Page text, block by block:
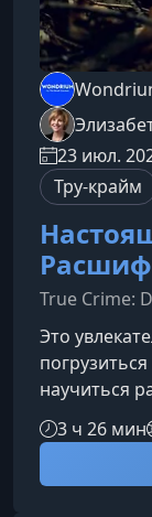
23 июл.
Тру-крайм
True Crime:
Это
научиться
делают
научных
громкие и
новым
3 ч 26 мин